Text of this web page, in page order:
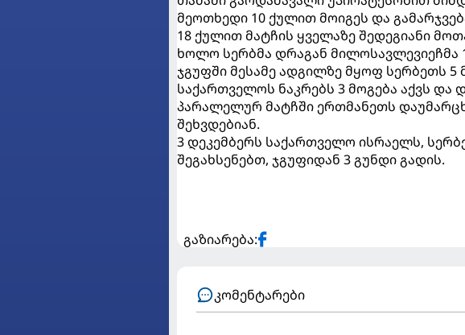
მეოთხედი 10 ქულით მოიგეს და
18 ქულით მატჩის ყველაზე შედეგიანი
ხოლო სერბმა დრაგან მილოსავლევიეჩმა
ჯგუფში მესამე ადგილზე მყოფ სერბეთს 5
საქართველოს ნაკრებს 3 მოგება აქვს და
პარალელურ მატჩში ერთმანეთს
შეხვდებიან.
3 დეკემბერს საქართველო ისრაელს,
შეგახსენებთ, ჯგუფიდან 3 გუნდი გადის.
გაზიარება:
კომენტარები